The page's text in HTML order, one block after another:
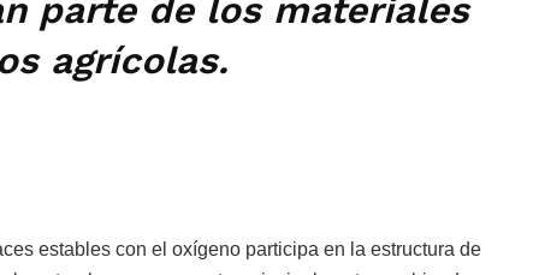
parte de los materiales
agrícolas.
estables con el oxígeno participa en la estructura de